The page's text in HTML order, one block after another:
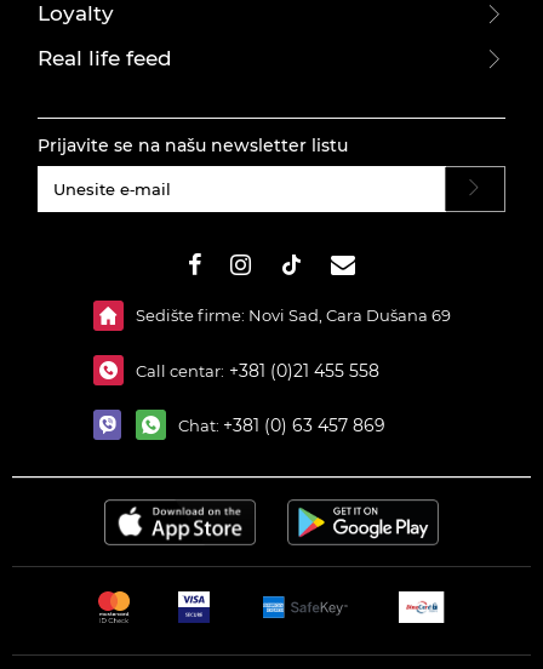
Loyalty
Real life feed
Prijavite se na našu newsletter listu
Sedište firme: Novi Sad, Cara Dušana 69
Call centar: +381 (0)21 455 558
Chat: +381 (0) 63 457 869